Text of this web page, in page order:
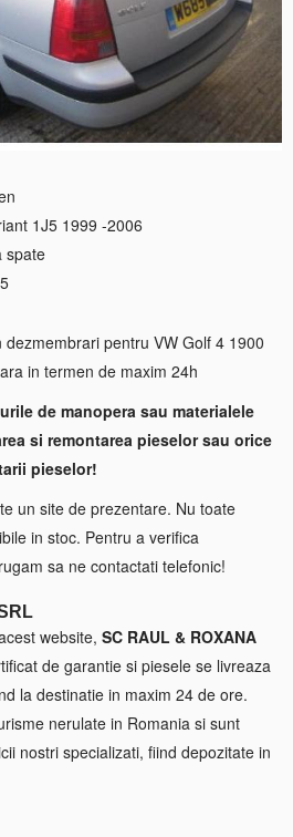
1J5 1999 -2006
spate
pentru VW Golf 4 1900
in termen de maxim 24h
de manopera sau materialele
si remontarea pieselor sau orice
pieselor!
un site de prezentare. Nu toate
in stoc. Pentru a verifica
sa ne contactati telefonic!
website, SC RAUL & ROXANA
de garantie si piesele se livreaza
la destinatie in maxim 24 de ore.
nerulate in Romania si sunt
nostri specializati, fiind depozitate in